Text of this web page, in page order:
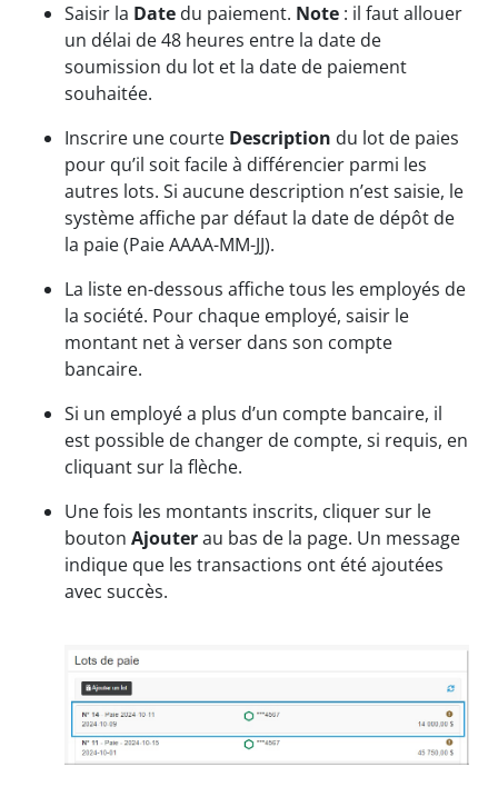
Saisir la Date du paiement. Note : il faut allouer
un délai de 48 heures entre la date de
soumission du lot et la date de paiement
souhaitée.
Inscrire une courte Description du lot de paies
pour qu’il soit facile à différencier parmi les
autres lots. Si aucune description n’est saisie, le
système affiche par défaut la date de dépôt de
la paie (Paie AAAA-MM-JJ).
La liste en-dessous affiche tous les employés de
la société. Pour chaque employé, saisir le
montant net à verser dans son compte
bancaire.
Si un employé a plus d’un compte bancaire, il
est possible de changer de compte, si requis, en
cliquant sur la flèche.
Une fois les montants inscrits, cliquer sur le
bouton Ajouterau bas de la page. Un message
indique que les transactions ont été ajoutées
avec succès.